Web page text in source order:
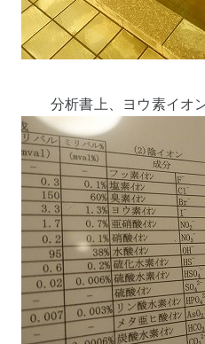
分析書上、ヨウ素イオ